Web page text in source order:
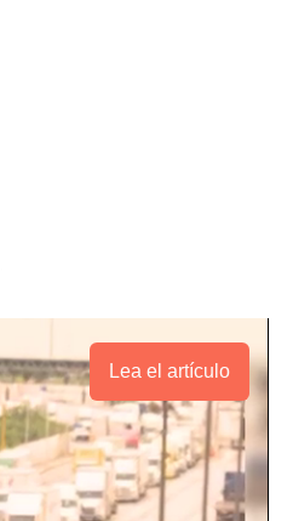
Lea el artículo